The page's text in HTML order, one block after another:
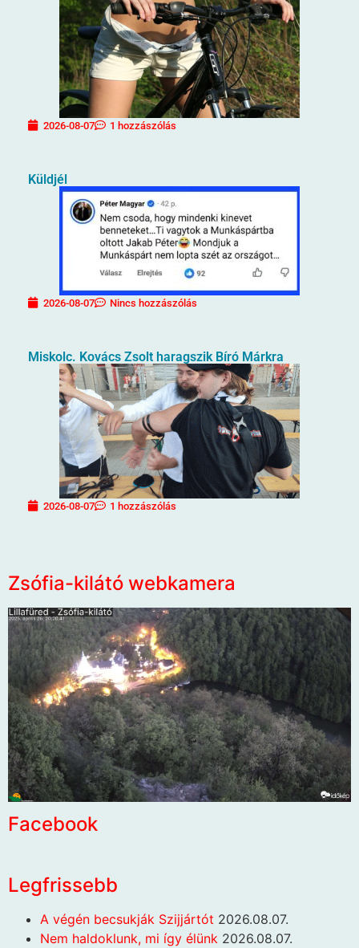
2026-08-07 1 hozzászólás
Küldjél
2026-08-07 Nincs hozzászólás
Miskolc. Kovács Zsolt haragszik Bíró Márkra
2026-08-07 1 hozzászólás
Zsófia-kilátó webkamera
Facebook
Legfrissebb
A végén becsukják Szijjártót 2026.08.07.
Nem haldoklunk, mi így élünk 2026.08.07.